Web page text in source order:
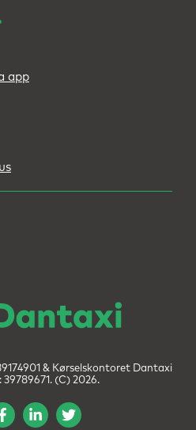
app
& Kørselskontoret Dantaxi
39789671. (C) 2026.